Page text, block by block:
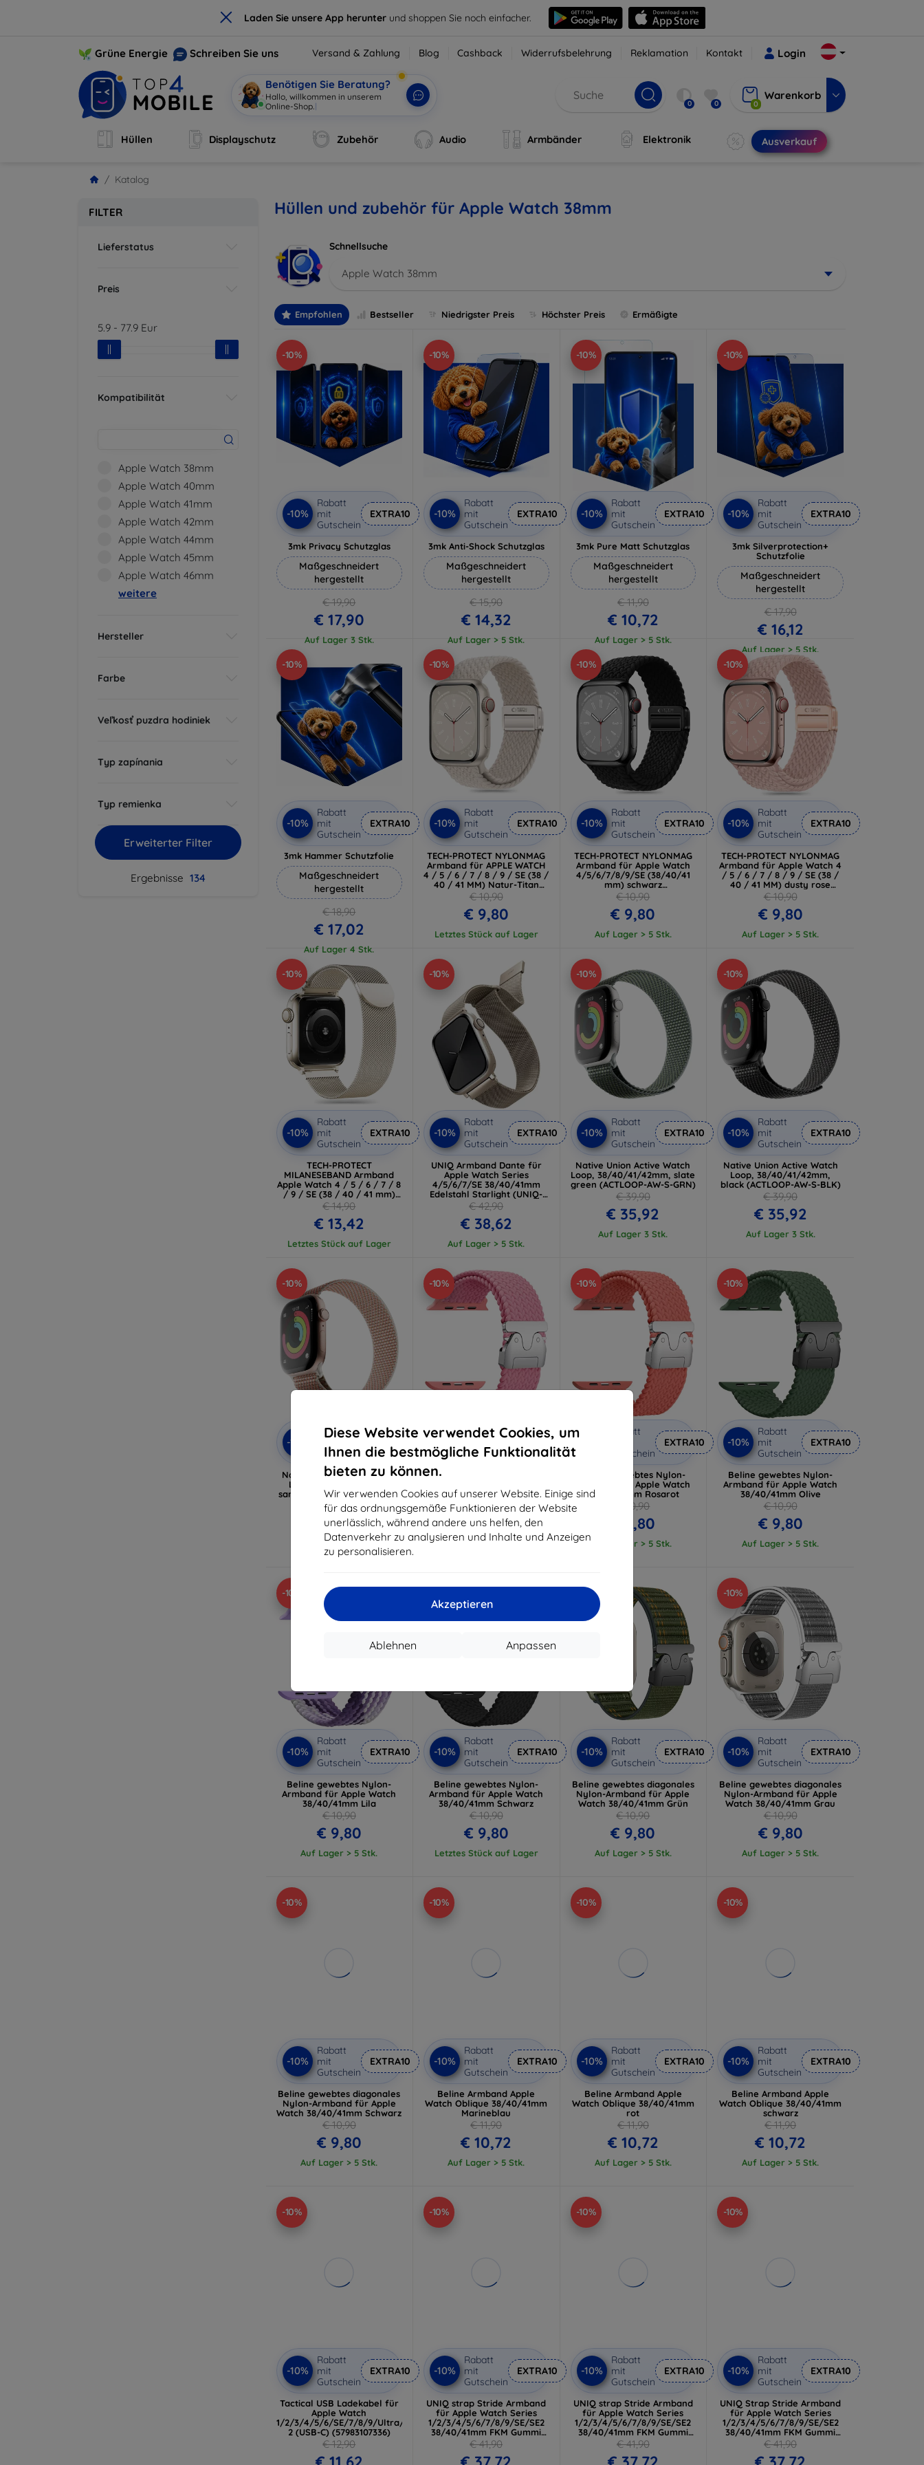
× Laden Sie unsere App herunter und shoppen Sie noch einfacher.
Diese Website verwendet Cookies, um
Ihnen die bestmögliche Funktionalität
bieten zu können.
Wir verwenden Cookies auf unserer Website. Einige sind
für das ordnungsgemäße Funktionieren der Website
unerlässlich, während andere uns helfen, den
Datenverkehr zu analysieren und Inhalte und Anzeigen
zu personalisieren.
Akzeptieren
Anpassen
Ablehnen
Grüne Energie Schreiben Sie uns Versand & Zahlung Blog Cashback Widerrufsbelehrung Reklamation Kontakt Login
Benötigen Sie Beratung?
Hallo, w| 0 0 0
Warenkorb
Hüllen Displayschutz Zubehör Audio Armbänder Elektronik Ausverkauf
Katalog
FILTER
Lieferstatus
Preis
5.9 - 77.9 Eur
Kompatibilität
Apple Watch 38mm
Apple Watch 40mm
Apple Watch 41mm
Apple Watch 42mm
Apple Watch 44mm
Apple Watch 45mm
Apple Watch 46mm
weitere
Hersteller
Farbe
Veľkosť puzdra hodiniek
Typ zapínania
Typ remienka
Erweiterter Filter
Ergebnisse 134
Hüllen und zubehör für Apple Watch 38mm
Schnellsuche
Apple Watch 38mm
Empfohlen Bestseller Niedrigster Preis Höchster Preis Ermäßigte
-10%
-10%
Rabatt
mit
Gutschein
EXTRA10
3mk Privacy Schutzglas
Maßgeschneidert
hergestellt
€ 19,90
€ 17,90
Auf Lager 3 Stk.
-10%
-10%
Rabatt
mit
Gutschein
EXTRA10
3mk Anti-Shock Schutzglas
Maßgeschneidert
hergestellt
€ 15,90
€ 14,32
Auf Lager > 5 Stk.
-10%
-10%
Rabatt
mit
Gutschein
EXTRA10
3mk Pure Matt Schutzglas
Maßgeschneidert
hergestellt
€ 11,90
€ 10,72
Auf Lager > 5 Stk.
-10%
-10%
Rabatt
mit
Gutschein
EXTRA10
3mk Silverprotection+
Schutzfolie
Maßgeschneidert
hergestellt
€ 17,90
€ 16,12
Auf Lager > 5 Stk.
-10%
-10%
Rabatt
mit
Gutschein
EXTRA10
3mk Hammer Schutzfolie
Maßgeschneidert
hergestellt
€ 18,90
€ 17,02
Auf Lager 4 Stk.
-10%
-10%
Rabatt
mit
Gutschein
EXTRA10
TECH-PROTECT NYLONMAG
Armband für APPLE WATCH
4 / 5 / 6 / 7 / 8 / 9 / SE (38 /
40 / 41 MM) Natur-Titan
(5906302312849)
€ 10,90
€ 9,80
Letztes Stück auf Lager
-10%
-10%
Rabatt
mit
Gutschein
EXTRA10
TECH-PROTECT NYLONMAG
Armband für Apple Watch
4/5/6/7/8/9/SE (38/40/41
mm) schwarz
(5906302312870)
€ 10,90
€ 9,80
Auf Lager > 5 Stk.
-10%
-10%
Rabatt
mit
Gutschein
EXTRA10
TECH-PROTECT NYLONMAG
Armband für Apple Watch 4
/ 5 / 6 / 7 / 8 / 9 / SE (38 /
40 / 41 MM) dusty rose
(5906302312856)
€ 10,90
€ 9,80
Auf Lager > 5 Stk.
-10%
-10%
Rabatt
mit
Gutschein
EXTRA10
TECH-PROTECT
MILANESEBAND Armband
Apple Watch 4 / 5 / 6 / 7 / 8
/ 9 / SE (38 / 40 / 41 mm)
Starlight (9319456607260)
€ 14,90
€ 13,42
Letztes Stück auf Lager
-10%
-10%
Rabatt
mit
Gutschein
EXTRA10
UNIQ Armband Dante für
Apple Watch Series
4/5/6/7/SE 38/40/41mm
Edelstahl Starlight (UNIQ-
41MM-DANSLGT)
€ 42,90
€ 38,62
Auf Lager > 5 Stk.
-10%
-10%
Rabatt
mit
Gutschein
EXTRA10
Native Union Active Watch
Loop, 38/40/41/42mm, slate
green (ACTLOOP-AW-S-GRN)
€ 39,90
€ 35,92
Auf Lager 3 Stk.
-10%
-10%
Rabatt
mit
Gutschein
EXTRA10
Native Union Active Watch
Loop, 38/40/41/42mm,
black (ACTLOOP-AW-S-BLK)
€ 39,90
€ 35,92
Auf Lager 3 Stk.
-10%
-10%
Rabatt
Gutschein
EXTRA10
Native Union Active Watch
Loop, 38/40/41/42mm,
sandstone (ACTLOOP-AW-S-
SAN)
€ 39,90
€ 35,92
Auf Lager 3 Stk.
-10%
-10%
Rabatt
mit
Gutschein
EXTRA10
Beline gewebtes Nylon-
38/40/41mm Pink
€ 10,90
€ 9,80
Auf Lager > 5 Stk.
-10%
Rabatt
Gutschein
EXTRA10
Beline gewebtes Nylon-
Armband für Apple Watch
38/40/41mm Rosarot
€ 10,90
€ 9,80
Auf Lager > 5 Stk.
-10%
-10%
Rabatt
mit
Gutschein
EXTRA10
Beline gewebtes Nylon-
Armband für Apple Watch
38/40/41mm Olive
€ 10,90
€ 9,80
Auf Lager > 5 Stk.
-10%
-10%
Rabatt
mit
Gutschein
EXTRA10
Beline gewebtes Nylon-
Armband für Apple Watch
38/40/41mm Lila
€ 10,90
€ 9,80
Auf Lager > 5 Stk.
-10%
Rabatt
mit
Gutschein
EXTRA10
Beline gewebtes Nylon-
Armband für Apple Watch
38/40/41mm Schwarz
€ 10,90
€ 9,80
Letztes Stück auf Lager
-10%
-10%
Rabatt
mit
Gutschein
EXTRA10
Beline gewebtes diagonales
Nylon-Armband für Apple
Watch 38/40/41mm Grün
€ 10,90
€ 9,80
Auf Lager > 5 Stk.
-10%
-10%
Rabatt
mit
Gutschein
EXTRA10
Beline gewebtes diagonales
Nylon-Armband für Apple
Watch 38/40/41mm Grau
€ 10,90
€ 9,80
Auf Lager > 5 Stk.
-10%
-10%
Rabatt
mit
Gutschein
EXTRA10
Beline gewebtes diagonales
Nylon-Armband für Apple
Watch 38/40/41mm Schwarz
€ 10,90
€ 9,80
Auf Lager > 5 Stk.
-10%
-10%
Rabatt
mit
Gutschein
EXTRA10
Beline Armband Apple
Watch Oblique 38/40/41mm
Marineblau
€ 11,90
€ 10,72
Auf Lager > 5 Stk.
-10%
-10%
Rabatt
mit
Gutschein
EXTRA10
Beline Armband Apple
Watch Oblique 38/40/41mm
rot
€ 11,90
€ 10,72
Auf Lager > 5 Stk.
-10%
-10%
Rabatt
mit
Gutschein
EXTRA10
Beline Armband Apple
Watch Oblique 38/40/41mm
schwarz
€ 11,90
€ 10,72
Auf Lager > 5 Stk.
-10%
-10%
Rabatt
mit
Gutschein
EXTRA10
Tactical USB Ladekabel für
Apple Watch
1/2/3/4/5/6/SE/7/8/9/Ultra/Ultra
2 (USB-C) (57983107336)
€ 12,90
-10%
-10%
Rabatt
mit
Gutschein
EXTRA10
UNIQ strap Stride Armband
für Apple Watch Series
1/2/3/4/5/6/7/8/9/SE/SE2
38/40/41mm FKM Gummi
rose/hellrosa (UNIQ-41MM-
STRIPPNK)
€ 41,90
-10%
-10%
Rabatt
mit
Gutschein
EXTRA10
UNIQ strap Stride Armband
für Apple Watch Series
1/2/3/4/5/6/7/8/9/SE/SE2
38/40/41mm FKM Gummi
mint/ice (UNIQ-41MM-
STRIIGRN)
€ 41,90
-10%
-10%
Rabatt
mit
Gutschein
EXTRA10
UNIQ Strap Stride Armband
für Apple Watch Series
1/2/3/4/5/6/7/8/9/SE/SE2
38/40/41mm FKM Gummi
khaki/blassgrün (UNIQ-
41MM-STRIPKHA)
€ 41,90